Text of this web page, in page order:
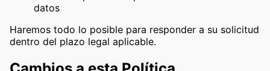
datos
Haremos todo lo posible para responder a su solicitud
dentro del plazo legal aplicable.